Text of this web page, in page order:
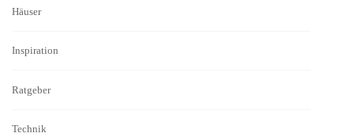
Häuser
Inspiration
Ratgeber
Technik